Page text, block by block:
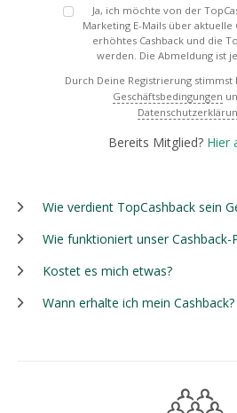
Ja, ich möchte von der
Marketing E-Mails über aktuelle
erhöhtes Cashback und die
werden. Die Abmeldung ist
Durch Deine Registrierung stimmst
Geschäftsbedingungen
Bereits Mitglied? Hier
Wie verdient TopCashback sein
Wie funktioniert unser Cashback-
Kostet es mich etwas?
Wann erhalte ich mein Cashback?